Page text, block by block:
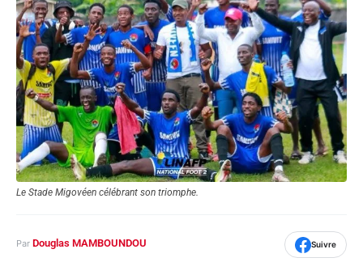
Le Stade Migovéen célébrant son triomphe.
Par Douglas MAMBOUNDOU Suivre